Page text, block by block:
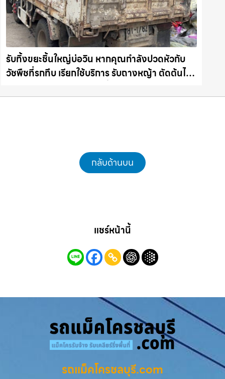
รับทิ้งขยะชิ้นใหญ่บ่อวิน หากคุณกำลังปวดหัวกับ
วัชพืชที่รกทึบ เรียกใช้บริการ รับถางหญ้า ตัดต้นไม้
ชลบุรี.com
กลับด้านบน
แชร์หน้านี้
รถแม็คโครชลบุรี.com